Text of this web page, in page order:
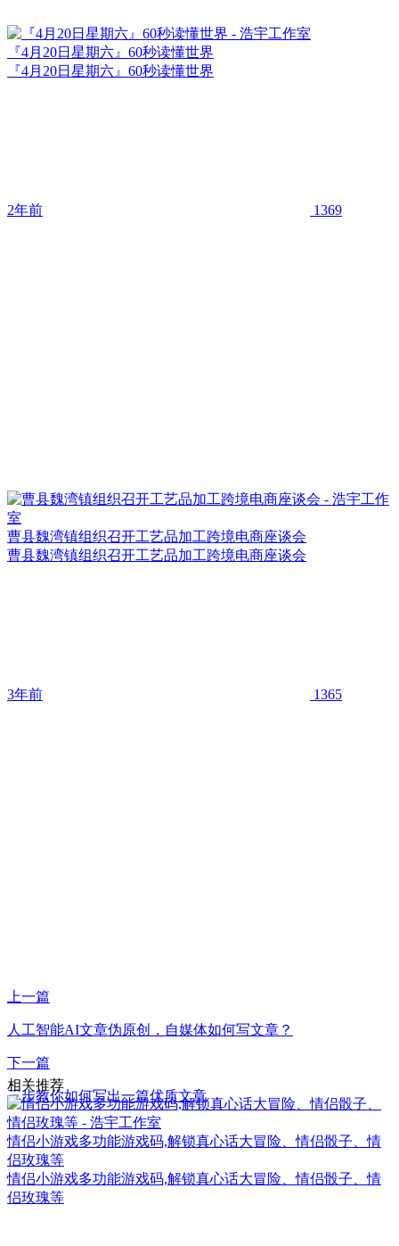
『4月20日星期六』60秒读懂世界
『4月20日星期六』60秒读懂世界
2年前 1369
曹县魏湾镇组织召开工艺品加工跨境电商座谈会
曹县魏湾镇组织召开工艺品加工跨境电商座谈会
3年前 1365
上一篇
人工智能AI文章伪原创，自媒体如何写文章？
下一篇
三步教你如何写出一篇优质文章
相关推荐
情侣小游戏多功能游戏码,解锁真心话大冒险、情侣骰子、情
侣玫瑰等
情侣小游戏多功能游戏码,解锁真心话大冒险、情侣骰子、情
侣玫瑰等